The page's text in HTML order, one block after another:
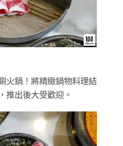
火鍋！將精緻鍋物料理結
推出後大受歡迎。